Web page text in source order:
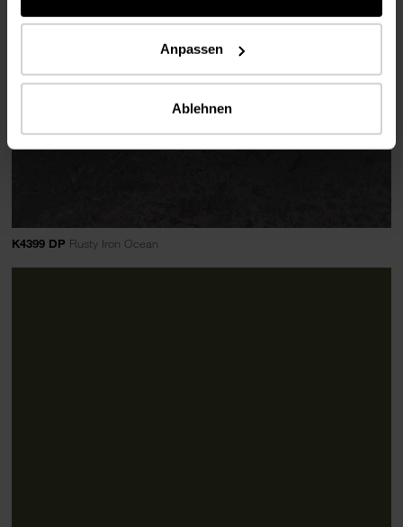
Anpassen
Ablehnen
K4399 DP Rusty Iron Ocean